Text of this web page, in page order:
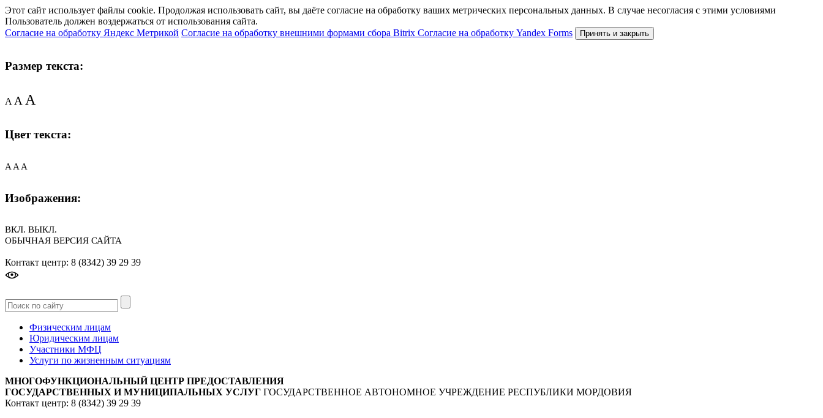
Этот сайт использует файлы cookie. Продолжая использовать сайт, вы даёте согласие на обработку ваших метрических персональных данных. В случае несогласия с этими условиями
Пользователь должен воздержаться от использования сайта.
Согласие на обработку Яндекс Метрикой Согласие на обработку внешними формами сбора Bitrix Согласие на обработку Yandex Forms Принять и закрыть
Размер текста:
AAA
Цвет текста:
A A A
Изображения:
ВКЛ. ВЫКЛ.
ОБЫЧНАЯ ВЕРСИЯ САЙТА
Контакт центр: 8 (8342) 39 29 39
Физическим лицам
Юридическим лицам
Участники МФЦ
Услуги по жизненным ситуациям
МНОГОФУНКЦИОНАЛЬНЫЙ ЦЕНТР ПРЕДОСТАВЛЕНИЯ
ГОСУДАРСТВЕННЫХ И МУНИЦИПАЛЬНЫХ УСЛУГ ГОСУДАРСТВЕННОЕ АВТОНОМНОЕ УЧРЕЖДЕНИЕ РЕСПУБЛИКИ МОРДОВИЯ
Контакт центр: 8 (8342) 39 29 39